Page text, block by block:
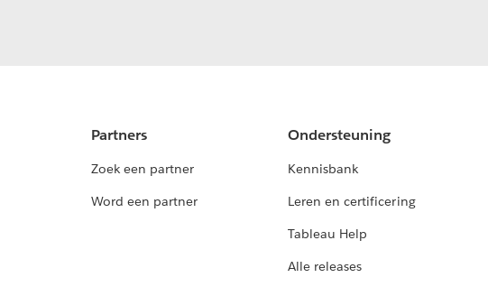
Partners
Zoek een partner
Word een partner
Ondersteuning
Kennisbank
Leren en certificering
Tableau Help
Alle releases